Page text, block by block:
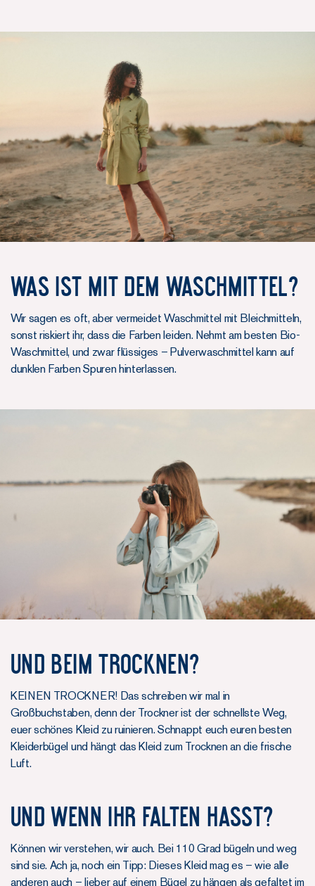
WAS IST MIT DEM WASCHMITTEL?
Wir sagen es oft, aber vermeidet Waschmittel mit Bleichmitteln,
sonst riskiert ihr, dass die Farben leiden. Nehmt am besten Bio-
Waschmittel, und zwar flüssiges – Pulverwaschmittel kann auf
dunklen Farben Spuren hinterlassen.
UND BEIM TROCKNEN?
KEINEN TROCKNER! Das schreiben wir mal in
Großbuchstaben, denn der Trockner ist der schnellste Weg,
euer schönes Kleid zu ruinieren. Schnappt euch euren besten
Kleiderbügel und hängt das Kleid zum Trocknen an die frische
Luft.
UND WENN IHR FALTEN HASST?
Können wir verstehen, wir auch. Bei 110 Grad bügeln und weg
sind sie. Ach ja, noch ein Tipp: Dieses Kleid mag es – wie alle
anderen auch – lieber auf einem Bügel zu hängen als gefaltet im